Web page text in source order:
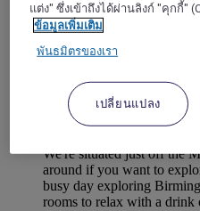
WEST BROMWICH, สห
Mercure Birmingham
Mercure Birmingham
West Bromwich, perfect
less than 5 miles from
We're situated just off the
around if you want to
busy day exploring
rooms to relax with a drink
แต่ง" ซึ่งเข้าถึงได้ผ่านลิงก์ "คุกกี้"
ข้อมูลเพิ่มเติม
พันธมิตรของเรา
เปลี่ยนแปลง